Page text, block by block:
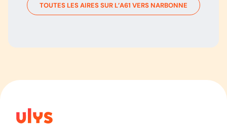
TOUTES LES AIRES SUR L’A61 VERS NARBONNE